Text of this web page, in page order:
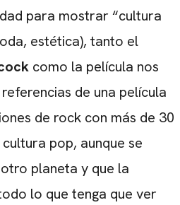
para mostrar “cultura
estética), tanto el
como la película nos
de una película
de rock con más de 30
pop, aunque se
planeta y que la
lo que tenga que ver